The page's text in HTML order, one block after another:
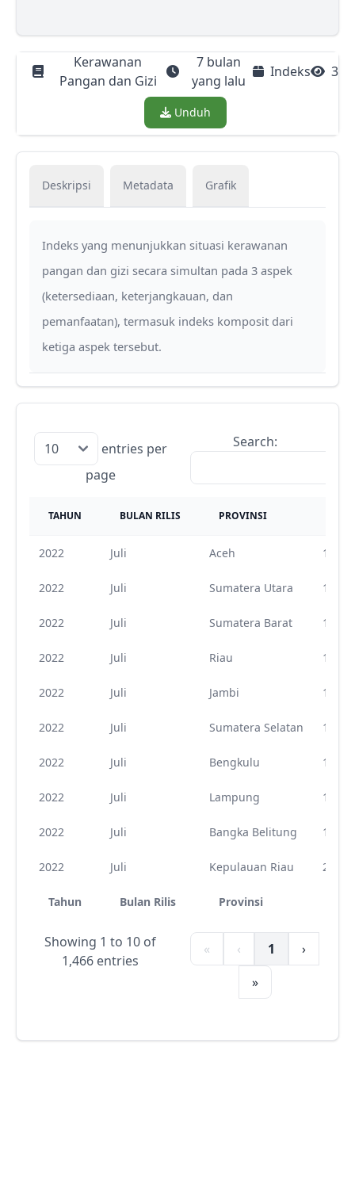
Kerawanan
Pangan dan Gizi
7 bulan
yang lalu
Indeks 3
Download
Unduh
Deskripsi Metadata Grafik
Indeks yang menunjukkan situasi kerawanan
pangan dan gizi secara simultan pada 3 aspek
(ketersediaan, keterjangkauan, dan
pemanfaatan), termasuk indeks komposit dari
ketiga aspek tersebut.
entries per
page
Search:
TAHUN BULAN RILIS PROVINSI
2022 Juli Aceh 11
2022 Juli Sumatera Utara 12
2022 Juli Sumatera Barat 13
2022 Juli Riau 14
2022 Juli Jambi 15
2022 Juli Sumatera Selatan 16
2022 Juli Bengkulu 17
2022 Juli Lampung 18
2022 Juli Bangka Belitung 19
2022 Juli Kepulauan Riau 21
Tahun Bulan Rilis Provinsi
Showing 1 to 10 of
1,466 entries
« ‹ 1
›
»